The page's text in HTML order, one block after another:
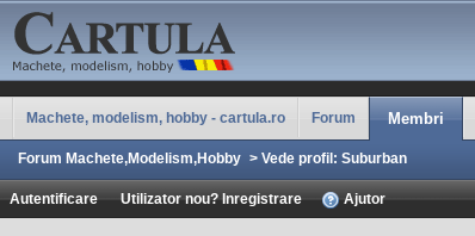
Machete, modelism, hobby - cartula.ro Forum Membri
Forum Machete,Modelism,Hobby > Vede profil: Suburban
Autentificare Utilizator nou? Inregistrare Ajutor